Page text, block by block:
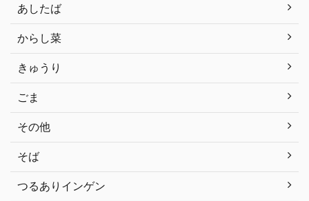
あしたば
からし菜
きゅうり
ごま
その他
そば
つるありインゲン